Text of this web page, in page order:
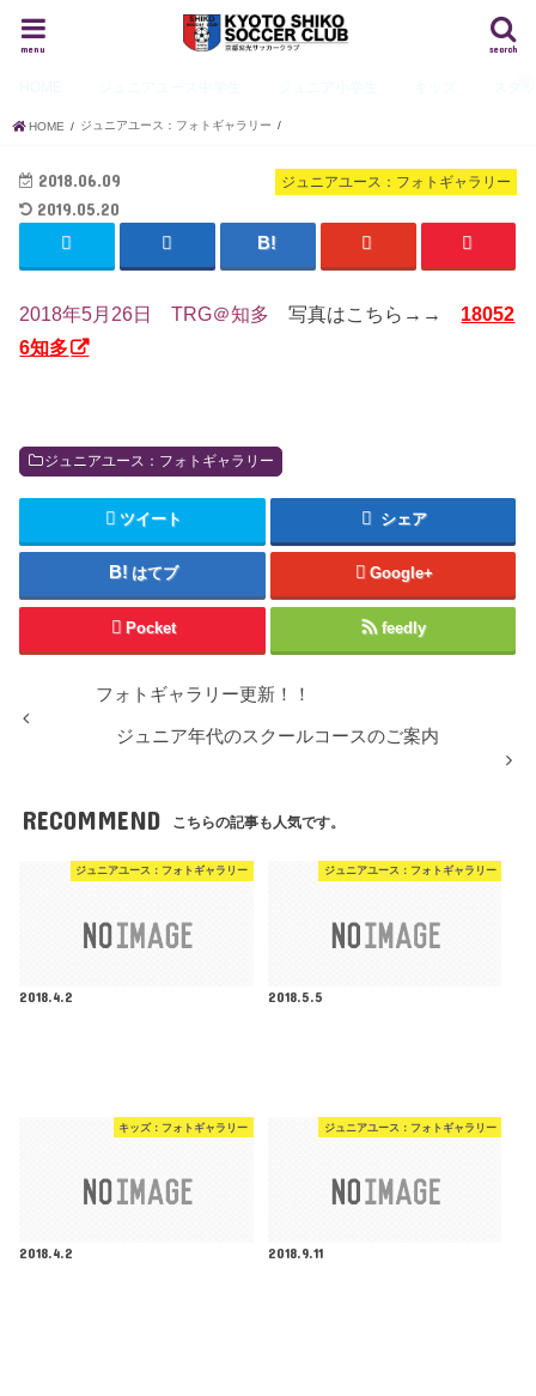
search
menu
HOME ジュニアユース：フォトギャラリー
ジュニアユース：フォトギャラリー
2018.06.09
2019.05.20
2018年5月26日 TRG＠知多 写真はこちら→→ 18052
6知多
ジュニアユース：フォトギャラリー
ツイート シェア
はてブ Google+
Pocket feedly
フォトギャラリー更新！！
ジュニア年代のスクールコースのご案内
RECOMMEND こちらの記事も人気です。
ジュニアユース：フォトギャラリー
2018.4.2
ジュニアユース：フォトギャラリー
2018.5.5
キッズ：フォトギャラリー
2018.4.2
ジュニアユース：フォトギャラリー
2018.9.11